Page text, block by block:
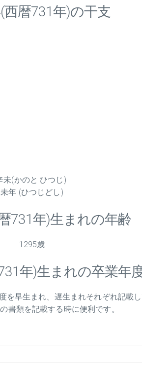
西暦731年)の干支
未(かのと ひつじ)
未年 (ひつじどし)
731年)生まれの年齢
1295歳
年)生まれの卒業年
早生まれ、遅生まれそれぞれ記載
書類を記載する時に便利です。